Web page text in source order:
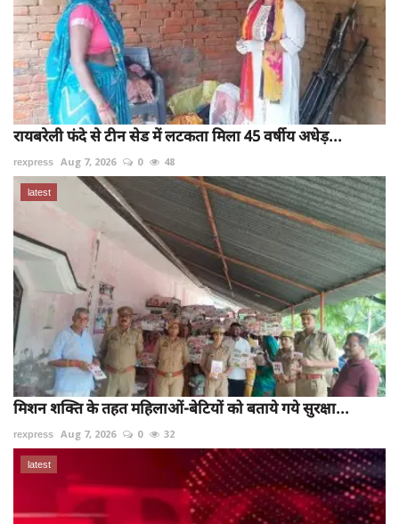
रायबरेली फंदे से टीन सेड में लटकता मिला 45 वर्षीय अधेड़...
rexpress Aug 7, 2026 0 48
latest
मिशन शक्ति के तहत महिलाओं-बेटियों को बताये गये सुरक्षा...
rexpress Aug 7, 2026 0 32
latest